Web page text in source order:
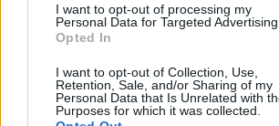
I want to opt-out of processing my
Personal Data for Targeted Advertising.
Opted In
I want to opt-out of Collection, Use,
Retention, Sale, and/or Sharing of my
Personal Data that Is Unrelated with
Purposes for which it was collected.
χωρίς να αντιμετωπίζουν εμπόδια
επειδή γεννήθηκαν γυναίκες».
Η Πρόεδρος της Δημοκρατίας
Παυλόπουλο προσωπική και